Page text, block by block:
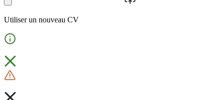
Utiliser un nouveau CV